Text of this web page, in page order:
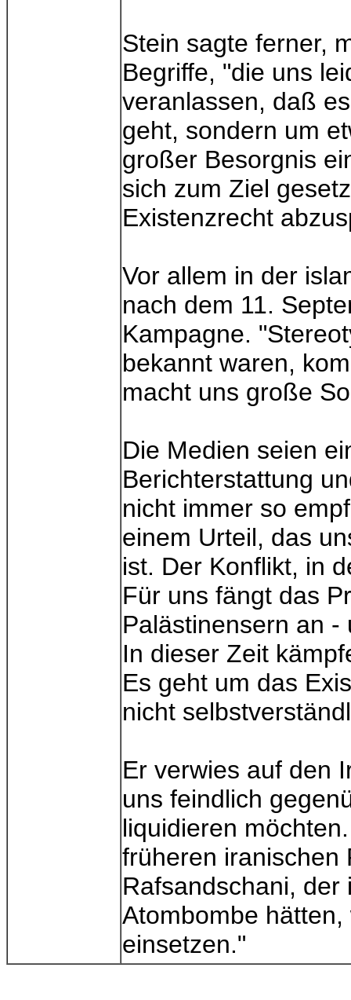
Stein sagte ferner,
Begriffe, "die uns
veranlassen, daß
geht, sondern um
großer Besorgnis
sich zum Ziel
Existenzrecht
Vor allem in der
nach dem 11.
Kampagne.
bekannt waren,
macht uns große
Die Medien seien
Berichterstattung
nicht immer so
einem Urteil, das
ist. Der Konflikt, in
Für uns fängt das
Palästinensern an
In dieser Zeit
Es geht um das
nicht
Er verwies auf den
uns feindlich
liquidieren
früheren iranischen
Rafsandschani,
Atombombe
einsetzen."